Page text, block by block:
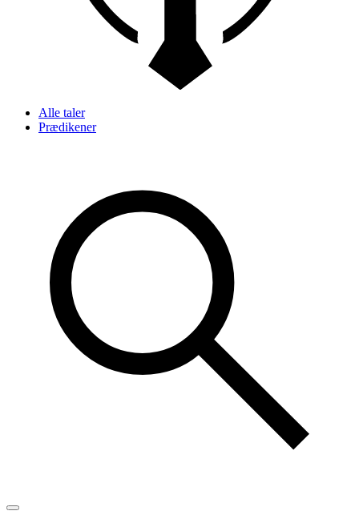
Alle taler
Prædikener